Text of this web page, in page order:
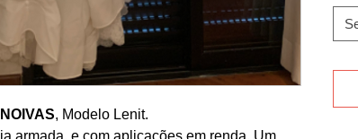
, Modelo Lenit.